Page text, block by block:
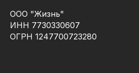
ООО "Жизнь"
ИНН 7730330607
ОГРН 1247700723280